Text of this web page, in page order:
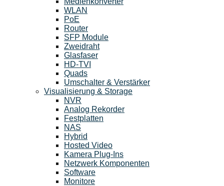
WLAN
PoE
Router
SFP Module
Zweidraht
Glasfaser
HD-TVI
Quads
Umschalter & Verstärker
Visualisierung & Storage
NVR
Analog Rekorder
Festplatten
NAS
Hybrid
Hosted Video
Kamera Plug-Ins
Netzwerk Komponenten
Software
Monitore